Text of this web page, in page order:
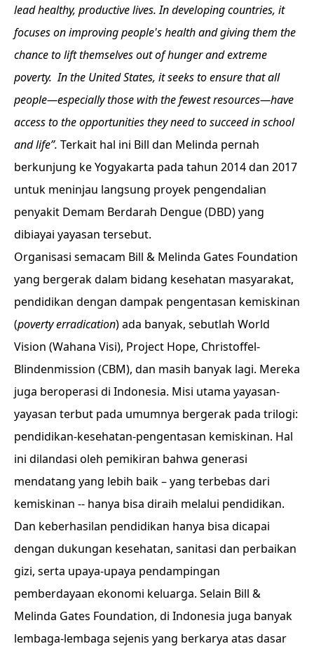
lead healthy, productive lives. In developing countries, it
focuses on improving people's health and giving them the
chance to lift themselves out of hunger and extreme
poverty. In the United States, it seeks to ensure that all
people—especially those with the fewest resources—have
access to the opportunities they need to succeed in school
and life”. Terkait hal ini Bill dan Melinda pernah
berkunjung ke Yogyakarta pada tahun 2014 dan 2017
untuk meninjau langsung proyek pengendalian
penyakit Demam Berdarah Dengue (DBD) yang
dibiayai yayasan tersebut.
Organisasi semacam Bill & Melinda Gates Foundation
yang bergerak dalam bidang kesehatan masyarakat,
pendidikan dengan dampak pengentasan kemiskinan
(poverty erradication) ada banyak, sebutlah World
Vision (Wahana Visi), Project Hope, Christoffel-
Blindenmission (CBM), dan masih banyak lagi. Mereka
juga beroperasi di Indonesia. Misi utama yayasan-
yayasan terbut pada umumnya bergerak pada trilogi:
pendidikan-kesehatan-pengentasan kemiskinan. Hal
ini dilandasi oleh pemikiran bahwa generasi
mendatang yang lebih baik – yang terbebas dari
kemiskinan -- hanya bisa diraih melalui pendidikan.
Dan keberhasilan pendidikan hanya bisa dicapai
dengan dukungan kesehatan, sanitasi dan perbaikan
gizi, serta upaya-upaya pendampingan
pemberdayaan ekonomi keluarga. Selain Bill &
Melinda Gates Foundation, di Indonesia juga banyak
lembaga-lembaga sejenis yang berkarya atas dasar